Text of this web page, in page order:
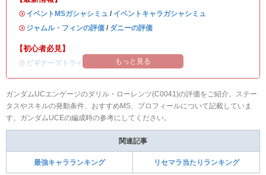
・ イベントMSガシャシミュ / イベントキャラガシャシミュ
・ ジャムル・フィンの評価 / ダニーの評価
【初心者必見】
・ ビギナーズトライアルの攻略もっと見る
ガンダムUCエンゲージのダリル・ローレンツ(C0041)の評価をご紹介。ステー
タスやスキルの発動条件、おすすめMS、プロフィールについて記載していま
す。ガンダムUCEの編成時の参考にしてください。
関連記事
最強キャラランキング リセマラ当たりランキング